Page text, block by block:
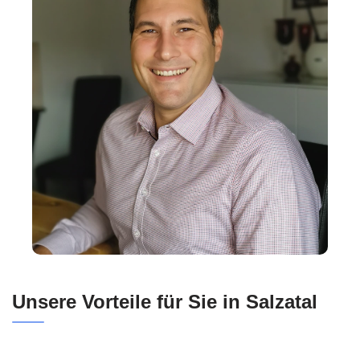
Unsere Vorteile für Sie in Salzatal